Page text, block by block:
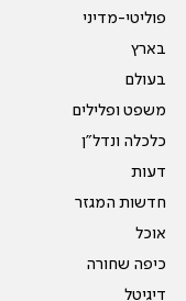
פוליטי-מדיני
בארץ
בעולם
משפט ופלילים
כלכלה ונדל"ן
דעות
חדשות המגזר
אוכל
כיפה שחורה
דיגיטל